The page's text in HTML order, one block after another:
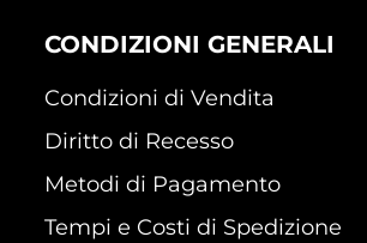
CONDIZIONI GENERALI
Condizioni di Vendita
Diritto di Recesso
Metodi di Pagamento
Tempi e Costi di Spedizione